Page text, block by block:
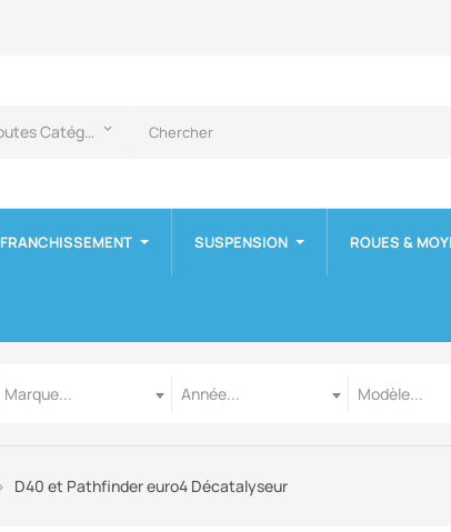
Toutes Catégories keyboard_arrow_down
FRANCHISSEMENT SUSPENSION ROUES &
Marque...
Année...
Modèle...
D40 et Pathfinder euro4 Décatalyseur